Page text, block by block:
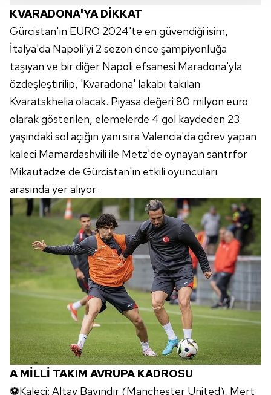
gösterilmeyecektir."
Sizlere daha iyi bir hizmet sunabilmek için İnternet
Sitemizde kendimize ve üçüncü kişilere ait çerezler
kullanılmaktadır. Bu çerezler vasıtasıyla çeşitli kişisel
verileriniz işlenmekte olup gerekli olan çerezler bilgi
toplumu hizmetlerinin sunulması amacıyla
kullanılmaktadır. Diğer çerezler, sitemizin daha işlevsel
kılınması ve kişiselleştirilmesi ve sizlere yönelik
reklam/pazarlama faaliyetlerinin yapılması, amaçlarıyla
sınırlı olarak açık rızanız dahilinde kullanılacaktır.
Çerezlere ilişkin tercihlerinizi aşağıda yer alan panel
vasıtasıyla belirleyebilirsiniz. Çerezlere ilişkin detaylı bilgi
için Ayarlar butonuna tıklayabilir,Çerez Bilgilendirme
Metnimizi
ziyaret edebilirsiniz.
6698 sayılı Kişisel Verilerin Korunması Kanunu uyarınca
hazırlanmış Aydınlatma Metnimizi okumak ve sitemizde
ilgili mevzuata uygun olarak kullanılan çerezlerle ilgili bilgi
almak için lütfentıklayınız.
KVARADONA'YA DİKKAT
Gürcistan'ın EURO 2024'te en güvendiği isim,
İtalya'da Napoli'yi 2 sezon önce şampiyonluğa
taşıyan ve bir diğer Napoli efsanesi Maradona'yla
özdeşleştirilip, 'Kvaradona' lakabı takılan
Kvaratskhelia olacak. Piyasa değeri 80 milyon euro
olarak gösterilen, elemelerde 4 gol kaydeden 23
yaşındaki sol açığın yanı sıra Valencia'da görev yapan
kaleci Mamardashvili ile Metz'de oynayan santrfor
Mikautadze de Gürcistan'ın etkili oyuncuları
arasında yer alıyor.
A MİLLİ TAKIM AVRUPA KADROSU
⚽Kaleci: Altay Bayındır (Manchester United), Mert